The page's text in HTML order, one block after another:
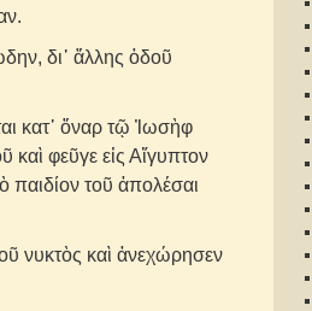
δι᾽ ἄλλης ὁδοῦ
κατ᾽ ὄναρ τῷ Ἰωσὴφ
καὶ φεῦγε εἰς Αἴγυπτον
παιδίον τοῦ ἀπολέσαι
νυκτὸς καὶ ἀνεχώρησεν